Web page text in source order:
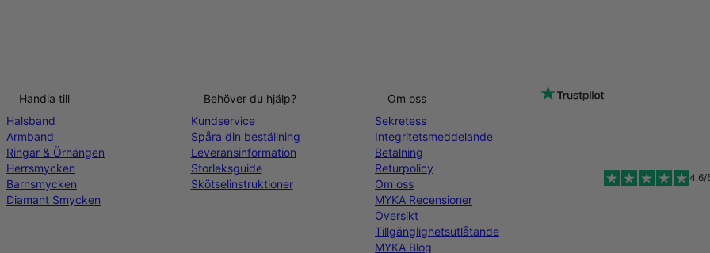
Handla till
Halsband
Armband
Ringar & Örhängen
Herrsmycken
Barnsmycken
Diamant Smycken
Behöver du hjälp?
Kundservice
Spåra din beställning
Leveransinformation
Storleksguide
Skötselinstruktioner
Om oss
Sekretess
Integritetsmeddelande
Betalning
Returpolicy
Om oss
MYKA Recensioner
Översikt
Tillgänglighetsutlåtande
MYKA Blog
4.6/